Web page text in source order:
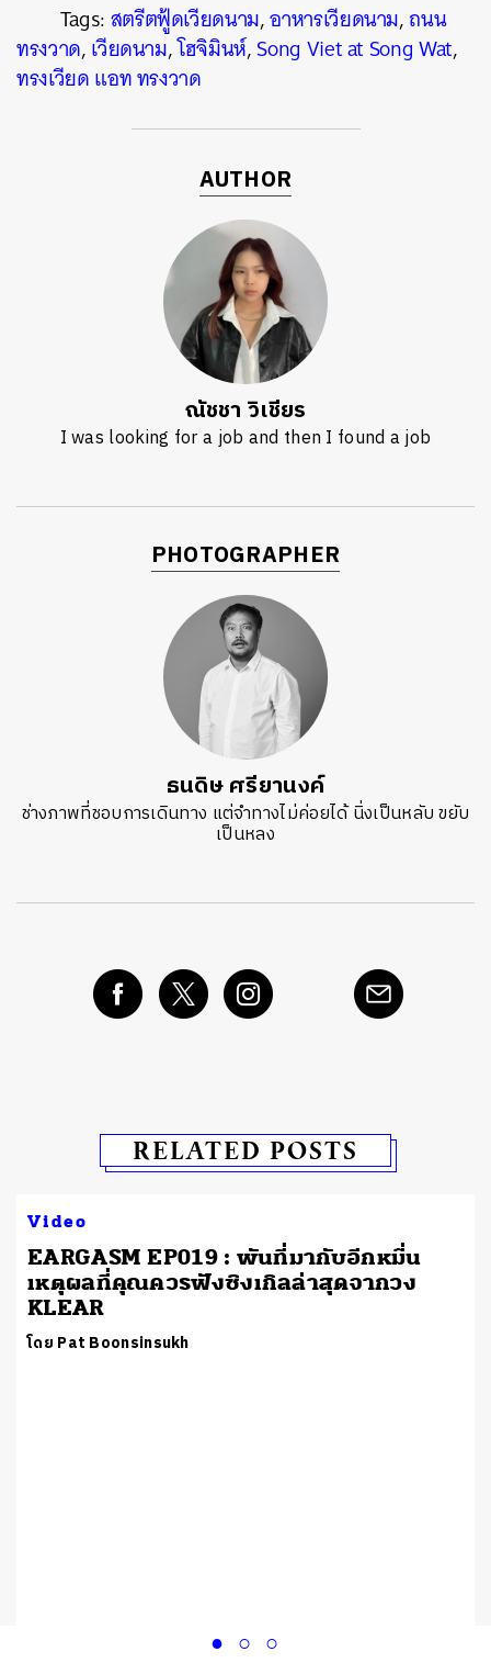
Tags:สตรีตฟู้ดเวียดนาม,อาหารเวียดนาม,ถนน
ทรงวาด,เวียดนาม,โฮจิมินห์,Song Viet at Song Wat,
ทรงเวียด แอท ทรงวาด
AUTHOR
ณัชชา วิเชียร
I was looking for a job and then I found a job
PHOTOGRAPHER
ธนดิษ​ ศรี​ยา​นงค์​
ช่างภาพที่ชอบการเดินทาง แต่จำทางไม่ค่อยได้ นิ่งเป็นหลับ ขยับ
เป็นหลง
RELATED POSTS
Video
EARGASM EP019 : พันที่มากับอีกหมื่น
เหตุผลที่คุณควรฟังซิงเกิลล่าสุดจากวง
KLEAR
โดย Pat Boonsinsukh